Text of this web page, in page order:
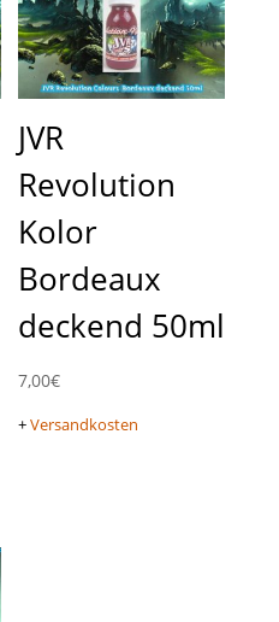
JVR
Revolution
Kolor
Bordeaux
deckend 50ml
7,00€
+Versandkosten